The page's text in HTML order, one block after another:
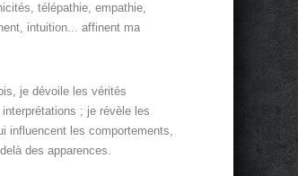
télépathie, empathie,
intuition... affinent ma
je dévoile les vérités
; je révèle les
influencent les comportements,
des apparences.